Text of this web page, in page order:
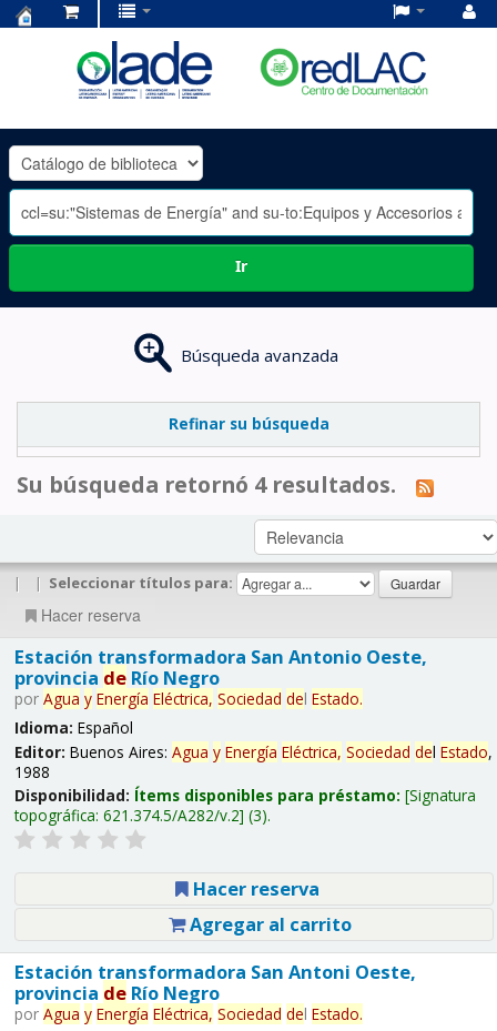
OLADE
-
Ir
Búsqueda avanzada
Refinar su búsqueda
Su búsqueda retornó 4 resultados.
| | Seleccionar títulos para:
Hacer reserva
Estación transformadora San Antonio Oeste,
provincia deRío Negro
por Agua y Energía Eléctrica, Sociedad del Estado.
Idioma: Español
Editor: Buenos Aires: Agua y Energía Eléctrica, Sociedad del Estado,
1988
Disponibilidad: Ítems disponibles para préstamo: Signatura
topográfica: 621.374.5/A282/v.2 (3).
Hacer reserva
Agregar al carrito
Estación transformadora San Antoni Oeste,
provincia deRío Negro
por Agua y Energía Eléctrica, Sociedad del Estado.